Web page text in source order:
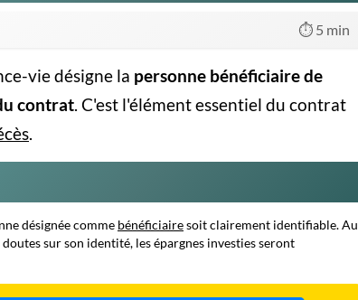
⏱️ 5 min
vie désigne la personne bénéficiaire de
contrat. C'est l'élément essentiel du contrat
.
désignée comme bénéficiairesoit clairement identifiable. Au
sur son identité, les épargnes investies seront